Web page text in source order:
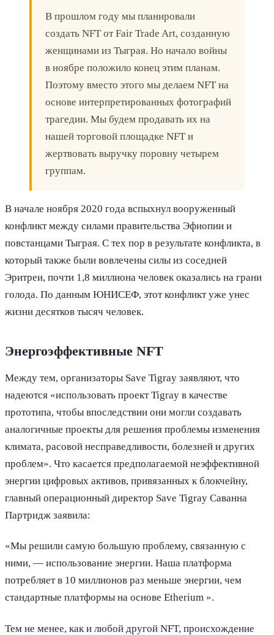
В прошлом году мы планировали
создать NFT от Fair Trade Art, созданную
женщинами из Тыграя. Но начало войны
в ноябре положило конец этим планам.
Поэтому вместо этого мы делаем NFT на
основе интерпретированных фотографий
трагедии. Мы будем продавать их на
нашей торговой площадке NFT и
жертвовать выручку поровну четырем
группам.
В начале ноября 2020 года вспыхнул вооруженный
конфликт между силами правительства Эфиопии и
повстанцами Тыграя. С тех пор в результате конфликта, в
который также были вовлечены силы из соседней
Эритреи, почти 1,8 миллиона человек оказались на грани
голода. По данным ЮНИСЕФ, этот конфликт уже унес
жизни десятков тысяч человек.
Энергоэффективные NFT
Между тем, организаторы Save Tigray заявляют, что
надеются «использовать проект Tigray в качестве
прототипа, чтобы впоследствии они могли создавать
аналогичные проекты для решения проблемы изменения
климата, расовой несправедливости, болезней и других
проблем». Что касается предполагаемой неэффективной
энергии цифровых активов, привязанных к блокчейну,
главный операционный директор Save Tigray Саванна
Партридж заявила:
«Мы решили самую большую проблему, связанную с
ними, — использование энергии. Наша платформа
потребляет в 10 миллионов раз меньше энергии, чем
стандартные платформы на основе Etherium ».
Тем не менее, как и любой другой NFT, происхождение